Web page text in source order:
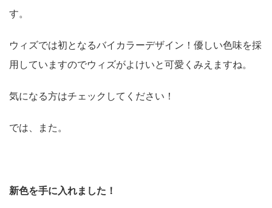
す。
ウィズでは初となるバイカラーデザイン！優しい色味を採
用していますのでウィズがよけいと可愛くみえますね。
気になる方はチェックしてください！
では、また。
新色を手に入れました！